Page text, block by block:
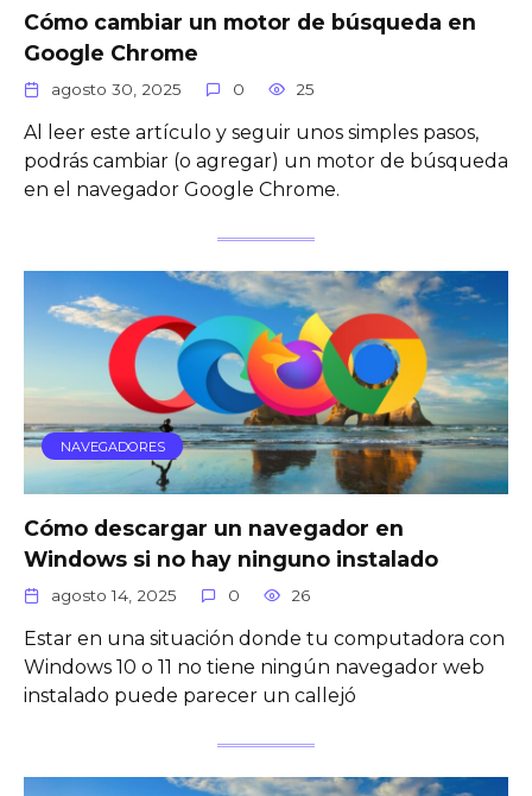
Cómo cambiar un motor de búsqueda en
Google Chrome
agosto 30, 2025 0 25
Al leer este artículo y seguir unos simples pasos,
podrás cambiar (o agregar) un motor de búsqueda
en el navegador Google Chrome.
NAVEGADORES
Cómo descargar un navegador en
Windows si no hay ninguno instalado
agosto 14, 2025 0 26
Estar en una situación donde tu computadora con
Windows 10 o 11 no tiene ningún navegador web
instalado puede parecer un callejó